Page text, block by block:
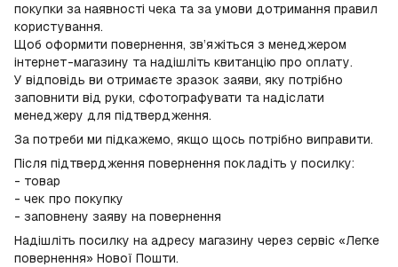
покупки за наявності чека та за умови дотримання правил
користування.
Щоб оформити повернення, зв’яжіться з менеджером
інтернет-магазину та надішліть квитанцію про оплату.
У відповідь ви отримаєте зразок заяви, яку потрібно
заповнити від руки, сфотографувати та надіслати
менеджеру для підтвердження.
За потреби ми підкажемо, якщо щось потрібно виправити.
Після підтвердження повернення покладіть у посилку:
- товар
- чек про покупку
- заповнену заяву на повернення
Надішліть посилку на адресу магазину через сервіс «Легке
повернення» Нової Пошти.